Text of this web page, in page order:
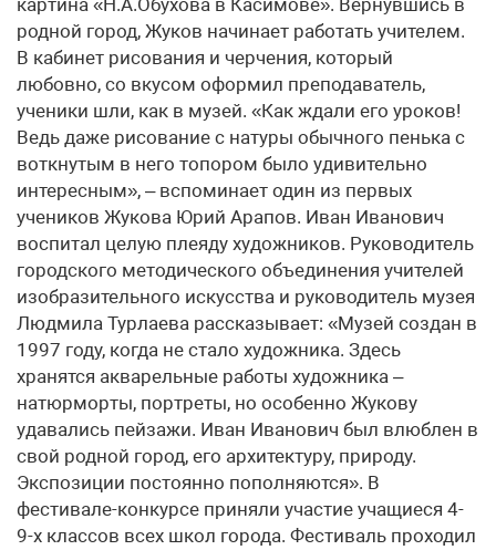
картина «Н.А.Обухова в Касимове». Вернувшись в
родной город, Жуков начинает работать учителем.
В кабинет рисования и черчения, который
любовно, со вкусом оформил преподаватель,
ученики шли, как в музей. «Как ждали его уроков!
Ведь даже рисование с натуры обычного пенька с
воткнутым в него топором было удивительно
интересным», – вспоминает один из первых
учеников Жукова Юрий Арапов. Иван Иванович
воспитал целую плеяду художников. Руководитель
городского методического объединения учителей
изобразительного искусства и руководитель музея
Людмила Турлаева рассказывает: «Музей создан в
1997 году, когда не стало художника. Здесь
хранятся акварельные работы художника –
натюрморты, портреты, но особенно Жукову
удавались пейзажи. Иван Иванович был влюблен в
свой родной город, его архитектуру, природу.
Экспозиции постоянно пополняются». В
фестивале-конкурсе приняли участие учащиеся 4-
9-х классов всех школ города. Фестиваль проходил